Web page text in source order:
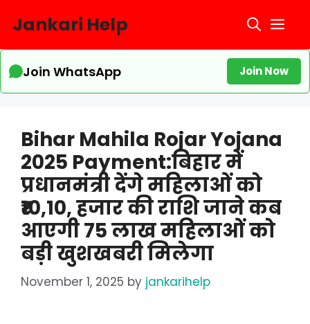
Jankari Help
Join WhatsApp Join Now
Bihar Mahila Rojar Yojana
2025 Payment:बिहार में
प्रधानमंत्री देंगे महिलाओं को
₹10,10, हजार की राशि जाने कब
आएगी 75 लाख महिलाओं को
बड़ी खुशखबरी मिलेगा
November 1, 2025 by jankarihelp